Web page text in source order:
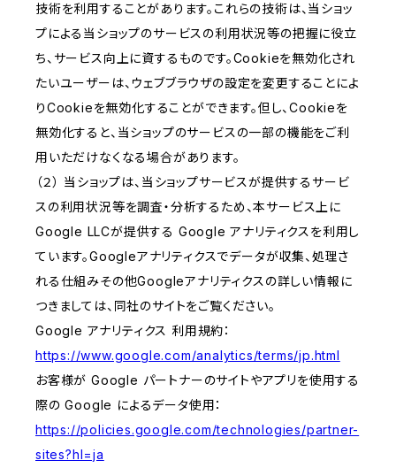
技術を利用することがあります。これらの技術は、当ショッ
プによる当ショップのサービスの利用状況等の把握に役立
ち、サービス向上に資するものです。Cookieを無効化され
たいユーザーは、ウェブブラウザの設定を変更することによ
りCookieを無効化することができます。但し、Cookieを
無効化すると、当ショップのサービスの一部の機能をご利
用いただけなくなる場合があります。
（２） 当ショップは、当ショップサービスが提供するサービ
スの利用状況等を調査・分析するため、本サービス上に
Google LLCが提供する Google アナリティクスを利用し
ています。Googleアナリティクスでデータが収集、処理さ
れる仕組みその他Googleアナリティクスの詳しい情報に
つきましては、同社のサイトをご覧ください。
Google アナリティクス 利用規約：
https://www.google.com/analytics/terms/jp.html
お客様が Google パートナーのサイトやアプリを使用する
際の Google によるデータ使用：
https://policies.google.com/technologies/partner-
sites?hl=ja